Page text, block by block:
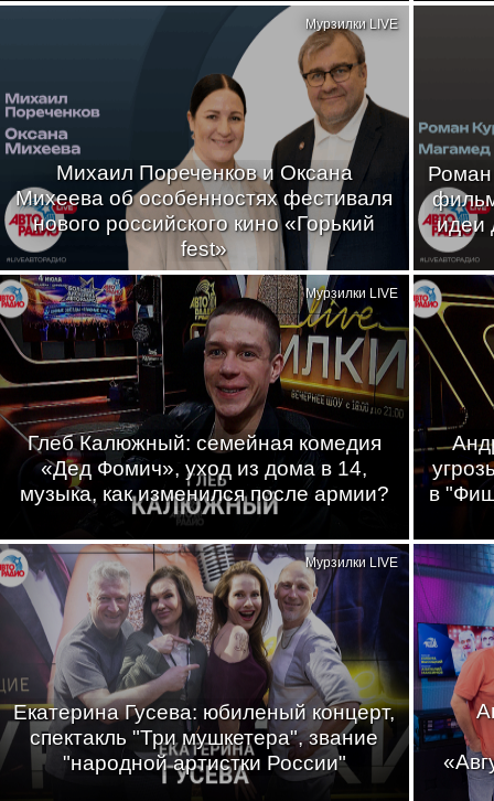
Михаил Пореченков и Оксана
Михеева об особенностях фестиваля
нового российского кино «Горький
fest»
Мурзилки LIVE
идеи
Глеб Калюжный: семейная комедия
«Дед Фомич», уход из дома в 14,
музыка, как изменился после армии?
Мурзилки LIVE
в
Екатерина Гусева: юбиленый концерт,
спектакль "Три мушкетера", звание
"народной артистки России"
Мурзилки LIVE